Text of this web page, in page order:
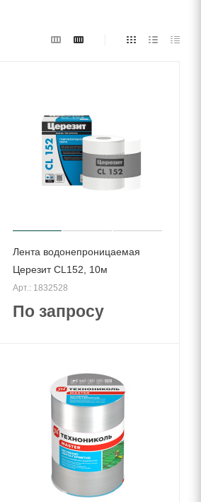
Лента водонепроницаемая
Церезит CL152, 10м
Арт.: 1832528
По запросу